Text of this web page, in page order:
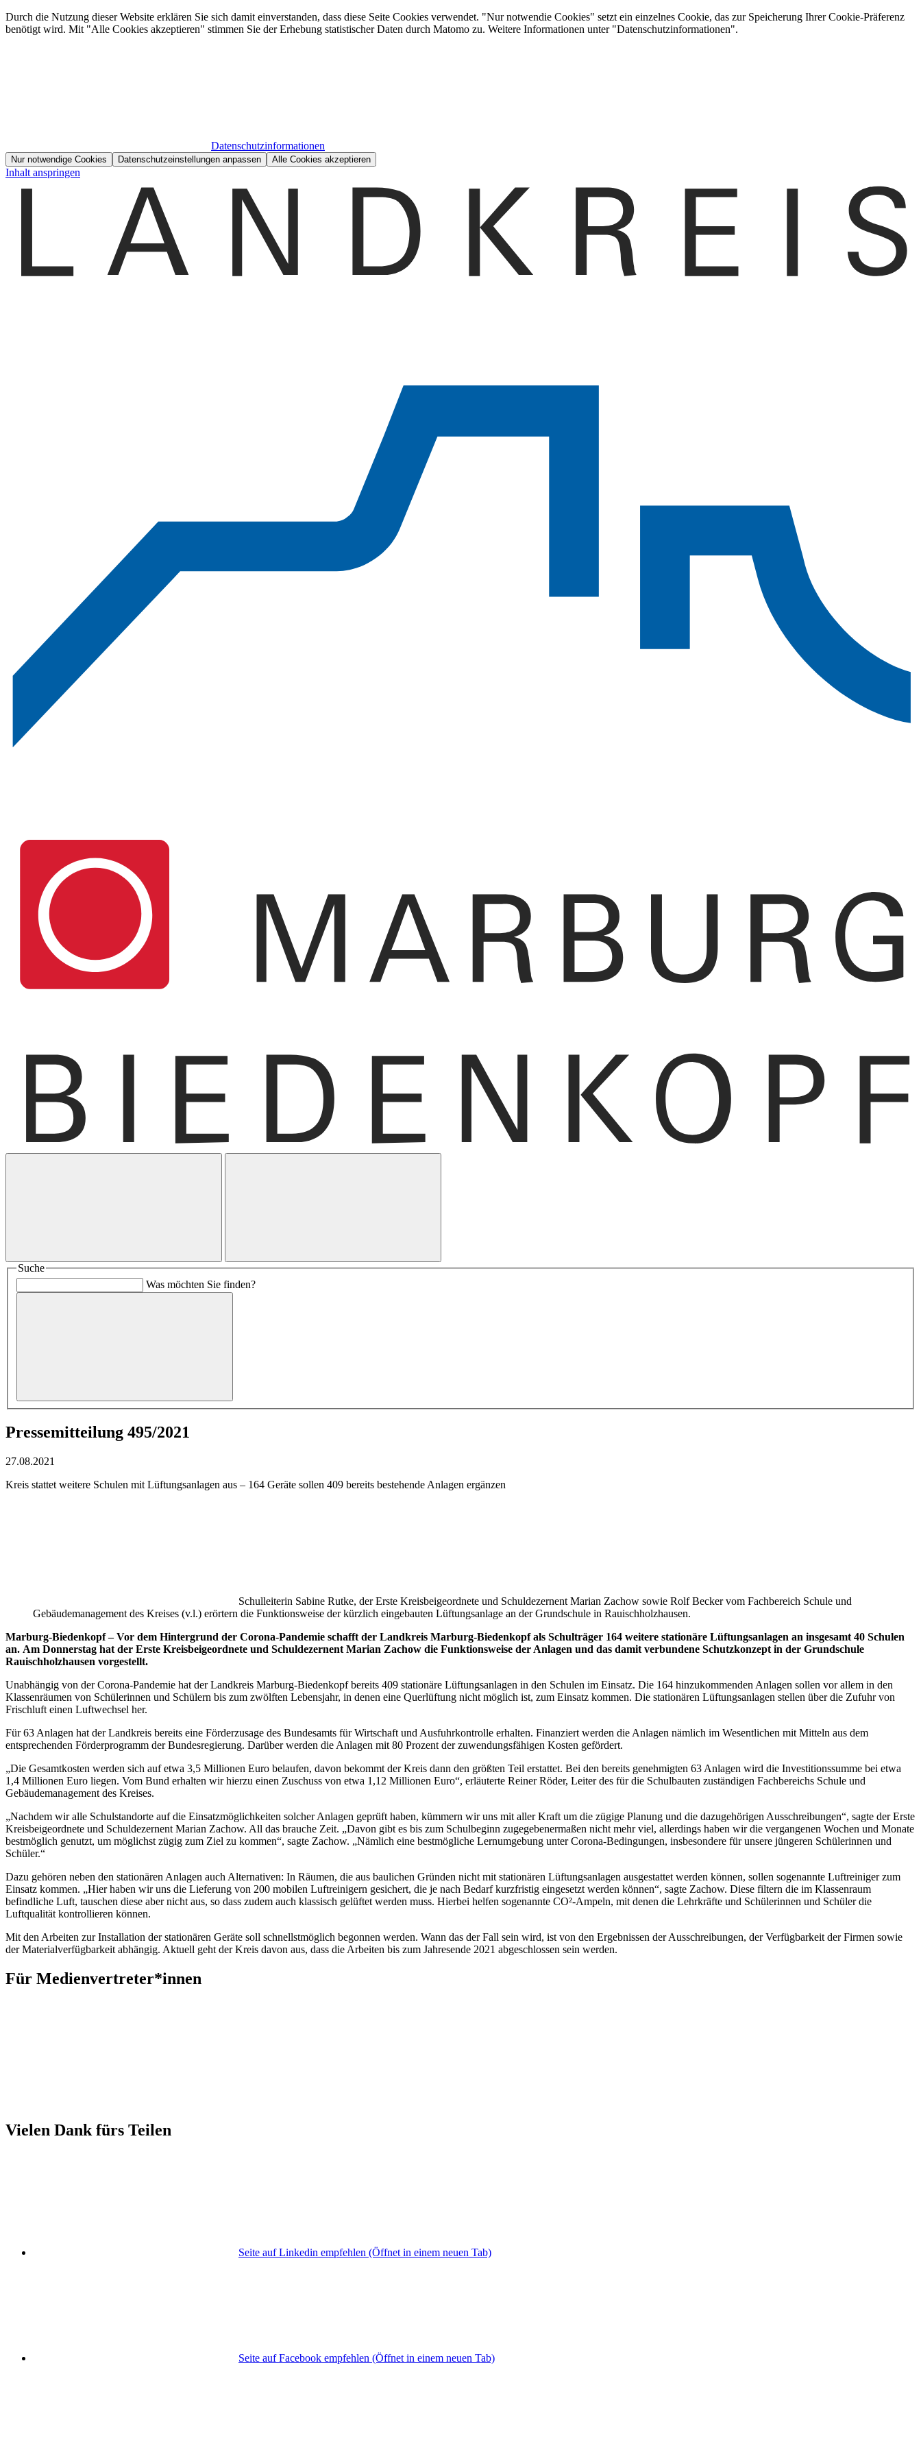
Durch die Nutzung dieser Website erklären Sie sich damit einverstanden, dass diese Seite Cookies verwendet. "Nur notwendie Cookies" setzt ein einzelnes Cookie, das zur Speicherung Ihrer Cookie-Präferenz
benötigt wird. Mit "Alle Cookies akzeptieren" stimmen Sie der Erhebung statistischer Daten durch Matomo zu. Weitere Informationen unter "Datenschutzinformationen".
Datenschutzinformationen
Nur notwendige Cookies Datenschutzeinstellungen anpassen Alle Cookies akzeptieren
Inhalt anspringen
Suche
Was möchten Sie finden?
Pressemitteilung 495/2021
27.08.2021
Kreis stattet weitere Schulen mit Lüftungsanlagen aus – 164 Geräte sollen 409 bereits bestehende Anlagen ergänzen
Schulleiterin Sabine Rutke, der Erste Kreisbeigeordnete und Schuldezernent Marian Zachow sowie Rolf Becker vom Fachbereich Schule und
Gebäudemanagement des Kreises (v.l.) erörtern die Funktionsweise der kürzlich eingebauten Lüftungsanlage an der Grundschule in Rauischholzhausen.
Marburg-Biedenkopf – Vor dem Hintergrund der Corona-Pandemie schafft der Landkreis Marburg-Biedenkopf als Schulträger 164 weitere stationäre Lüftungsanlagen an insgesamt 40 Schulen
an. Am Donnerstag hat der Erste Kreisbeigeordnete und Schuldezernent Marian Zachow die Funktionsweise der Anlagen und das damit verbundene Schutzkonzept in der Grundschule
Rauischholzhausen vorgestellt.
Unabhängig von der Corona-Pandemie hat der Landkreis Marburg-Biedenkopf bereits 409 stationäre Lüftungsanlagen in den Schulen im Einsatz. Die 164 hinzukommenden Anlagen sollen vor allem in den
Klassenräumen von Schülerinnen und Schülern bis zum zwölften Lebensjahr, in denen eine Querlüftung nicht möglich ist, zum Einsatz kommen. Die stationären Lüftungsanlagen stellen über die Zufuhr von
Frischluft einen Luftwechsel her.
Für 63 Anlagen hat der Landkreis bereits eine Förderzusage des Bundesamts für Wirtschaft und Ausfuhrkontrolle erhalten. Finanziert werden die Anlagen nämlich im Wesentlichen mit Mitteln aus dem
entsprechenden Förderprogramm der Bundesregierung. Darüber werden die Anlagen mit 80 Prozent der zuwendungsfähigen Kosten gefördert.
„Die Gesamtkosten werden sich auf etwa 3,5 Millionen Euro belaufen, davon bekommt der Kreis dann den größten Teil erstattet. Bei den bereits genehmigten 63 Anlagen wird die Investitionssumme bei etwa
1,4 Millionen Euro liegen. Vom Bund erhalten wir hierzu einen Zuschuss von etwa 1,12 Millionen Euro“, erläuterte Reiner Röder, Leiter des für die Schulbauten zuständigen Fachbereichs Schule und
Gebäudemanagement des Kreises.
„Nachdem wir alle Schulstandorte auf die Einsatzmöglichkeiten solcher Anlagen geprüft haben, kümmern wir uns mit aller Kraft um die zügige Planung und die dazugehörigen Ausschreibungen“, sagte der Erste
Kreisbeigeordnete und Schuldezernent Marian Zachow. All das brauche Zeit. „Davon gibt es bis zum Schulbeginn zugegebenermaßen nicht mehr viel, allerdings haben wir die vergangenen Wochen und Monate
bestmöglich genutzt, um möglichst zügig zum Ziel zu kommen“, sagte Zachow. „Nämlich eine bestmögliche Lernumgebung unter Corona-Bedingungen, insbesondere für unsere jüngeren Schülerinnen und
Schüler.“
Dazu gehören neben den stationären Anlagen auch Alternativen: In Räumen, die aus baulichen Gründen nicht mit stationären Lüftungsanlagen ausgestattet werden können, sollen sogenannte Luftreiniger zum
Einsatz kommen. „Hier haben wir uns die Lieferung von 200 mobilen Luftreinigern gesichert, die je nach Bedarf kurzfristig eingesetzt werden können“, sagte Zachow. Diese filtern die im Klassenraum
befindliche Luft, tauschen diese aber nicht aus, so dass zudem auch klassisch gelüftet werden muss. Hierbei helfen sogenannte CO²-Ampeln, mit denen die Lehrkräfte und Schülerinnen und Schüler die
Luftqualität kontrollieren können.
Mit den Arbeiten zur Installation der stationären Geräte soll schnellstmöglich begonnen werden. Wann das der Fall sein wird, ist von den Ergebnissen der Ausschreibungen, der Verfügbarkeit der Firmen sowie
der Materialverfügbarkeit abhängig. Aktuell geht der Kreis davon aus, dass die Arbeiten bis zum Jahresende 2021 abgeschlossen sein werden.
Für Medienvertreter*innen
Vielen Dank fürs Teilen
Seite auf Linkedin empfehlen (Öffnet in einem neuen Tab)
Seite auf Facebook empfehlen (Öffnet in einem neuen Tab)